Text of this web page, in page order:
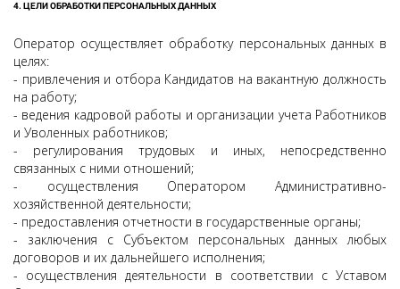
4. ЦЕЛИ ОБРАБОТКИ ПЕРСОНАЛЬНЫХ ДАННЫХ
Оператор осуществляет обработку персональных данных в
целях:
- привлечения и отбора Кандидатов на вакантную должность
на работу;
- ведения кадровой работы и организации учета Работников
и Уволенных работников;
- регулирования трудовых и иных, непосредственно
связанных с ними отношений;
- осуществления Оператором Административно-
хозяйственной деятельности;
- предоставления отчетности в государственные органы;
- заключения с Субъектом персональных данных любых
договоров и их дальнейшего исполнения;
- осуществления деятельности в соответствии с Уставом